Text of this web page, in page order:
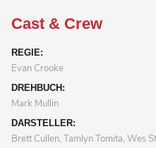
Cast & Crew
REGIE:
Evan Crooke
DREHBUCH:
Mark Mullin
DARSTELLER:
Brett Cullen, Tamlyn Tomita, Wes